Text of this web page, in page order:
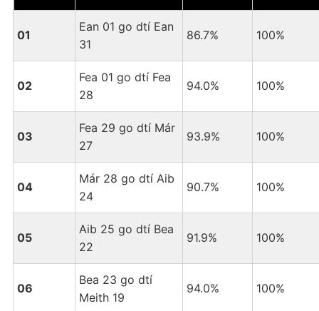
01
Ean 01 go dtí Ean
31
86.7% 100%
02
Fea 01 go dtí Fea
28
94.0% 100%
03
Fea 29 go dtí Már
27
93.9% 100%
04
Már 28 go dtí Aib
24
90.7% 100%
05
Aib 25 go dtí Bea
22
91.9% 100%
06
Bea 23 go dtí
Meith 19
94.0% 100%